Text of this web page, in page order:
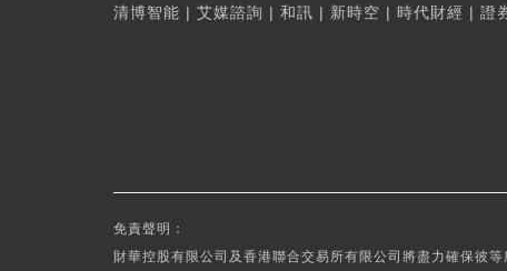
清博智能 | 艾媒諮詢 | 和訊 | 新時空 | 時代財經 | 證
免責聲明：
財華控股有限公司及香港聯合交易所有限公司將盡力確保彼